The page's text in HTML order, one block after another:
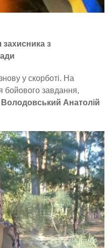
захисника з
у скорботі. На
бойового завдання,
Володовський Анатолій